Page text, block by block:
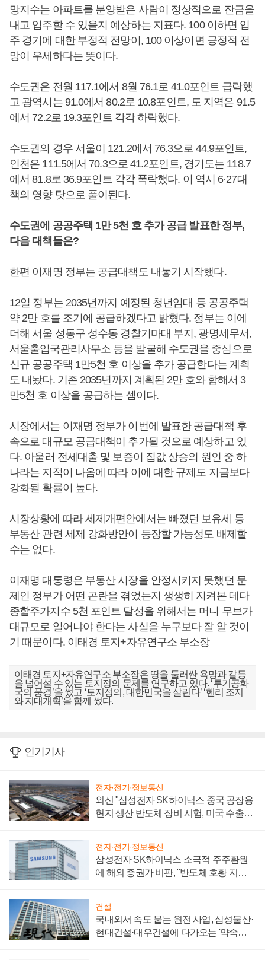
망지수는 아파트를 분양받은 사람이 정상적으로 잔금을
내고 입주할 수 있을지 예상하는 지표다. 100 이하면 입
주 경기에 대한 부정적 전망이, 100 이상이면 긍정적 전
망이 우세하다는 뜻이다.
수도권은 전월 117.1에서 8월 76.1로 41.0포인트 급락했
고 광역시는 91.0에서 80.2로 10.8포인트, 도 지역은 91.5
에서 72.2로 19.3포인트 각각 하락했다.
수도권의 경우 서울이 121.2에서 76.3으로 44.9포인트,
인천은 111.5에서 70.3으로 41.2포인트, 경기도는 118.7
에서 81.8로 36.9포인트 각각 폭락했다. 이 역시 6·27대
책의 영향 탓으로 풀이된다.
수도권에 공공주택 1만 5천 호 추가 공급 발표한 정부,
다음 대책들은?
한편 이재명 정부는 공급대책도 내놓기 시작했다.
12일 정부는 2035년까지 예정된 청년임대 등 공공주택
약 2만 호를 조기에 공급하겠다고 밝혔다. 정부는 이에
더해 서울 성동구 성수동 경찰기마대 부지, 광명세무서,
서울출입국관리사무소 등을 발굴해 수도권을 중심으로
신규 공공주택 1만5천 호 이상을 추가 공급한다는 계획
도 내놨다. 기존 2035년까지 계획된 2만 호와 합해서 3
만5천 호 이상을 공급하는 셈이다.
시장에서는 이재명 정부가 이번에 발표한 공급대책 후
속으로 대규모 공급대책이 추가될 것으로 예상하고 있
다. 아울러 전세대출 및 보증이 집값 상승의 원인 중 하
나라는 지적이 나옴에 따라 이에 대한 규제도 지금보다
강화될 확률이 높다.
시장상황에 따라 세제개편안에서는 빠졌던 보유세 등
부동산 관련 세제 강화방안이 등장할 가능성도 배제할
수는 없다.
이재명 대통령은 부동산 시장을 안정시키지 못했던 문
제인 정부가 어떤 곤란을 겪었는지 생생히 지켜본 데다
종합주가지수 5천 포인트 달성을 위해서는 머니 무브가
대규모로 일어냐야 한다는 사실을 누구보다 잘 알 것이
기 때문이다. 이태경 토지+자유연구소 부소장
이태경 토지+자유연구소 부소장은 땅을 둘러싼 욕망과 갈등
을 넘어설 수 있는 토지정의 문제를 연구하고 있다. ‘투기공화
국의 풍경’을 썼고 ‘토지정의, 대한민국을 살린다’ ‘헨리 조지
와 지대개혁’을 함께 썼다.
인기기사
전자·전기·정보통신
외신 "삼성전자 SK하이닉스 중국 공장용
현지 생산 반도체 장비 시험, 미국 수출통
전자·전기·정보통신
삼성전자 SK하이닉스 소극적 주주환원
에 해외 증권가 비판, "반도체 호황 지속
건설
국내외서 속도 붙는 원전 사업, 삼성물산·
현대건설·대우건설에 다가오는 '약속의